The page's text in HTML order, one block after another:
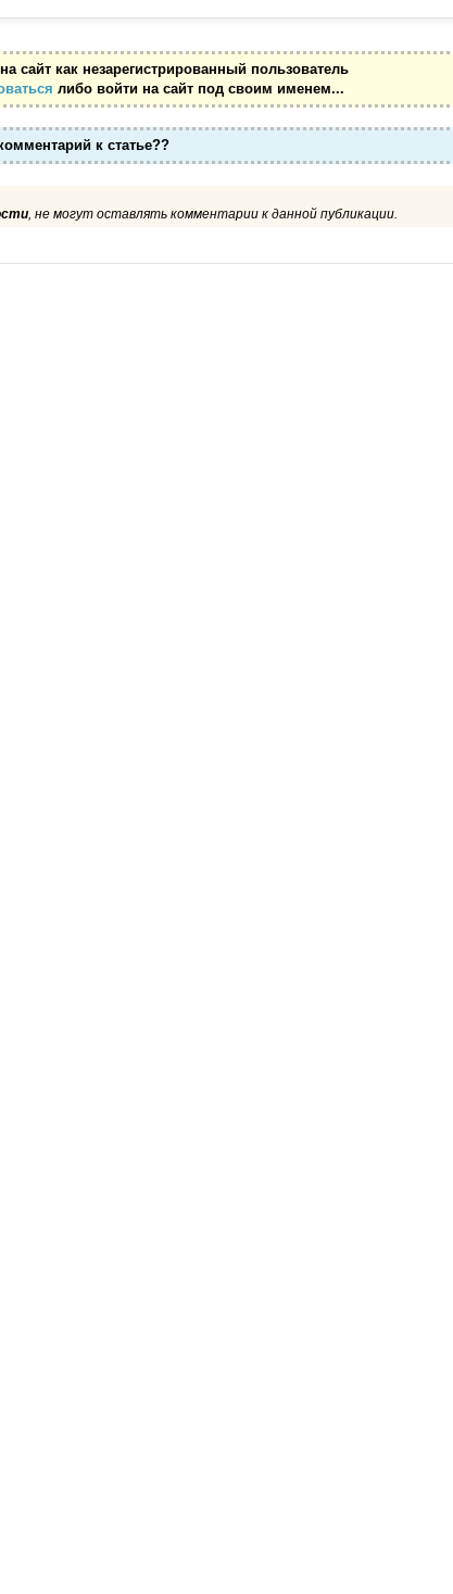
сайт как незарегистрированный пользователь
либо войти на сайт под своим именем...
к статье??
, не могут оставлять комментарии к данной публикации.